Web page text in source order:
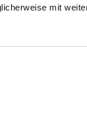
mit